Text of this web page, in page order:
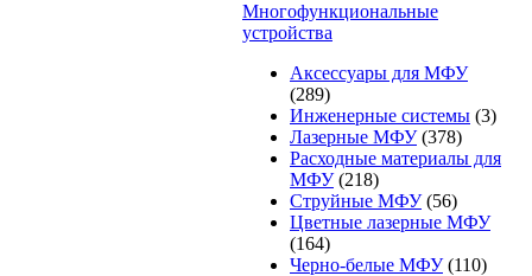
Многофункциональные
устройства
Аксессуары для МФУ
(289)
Инженерные системы (3)
Лазерные МФУ(378)
Расходные материалы для
МФУ(218)
Струйные МФУ(56)
Цветные лазерные МФУ
(164)
Черно-белые МФУ(110)